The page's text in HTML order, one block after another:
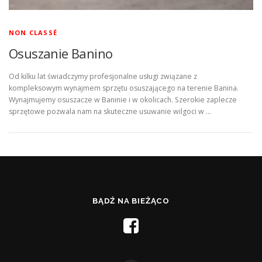
NON CLASSÉ
Osuszanie Banino
Od kilku lat świadczymy profesjonalne usługi związane z
kompleksowym wynajmem sprzętu osuszającego na terenie Banina.
Wynajmujemy osuszacze w Baninie i w okolicach. Szerokie zaplecze
sprzętowe pozwala nam na skuteczne usuwanie wilgoci w …
BĄDŹ NA BIEŻĄCO